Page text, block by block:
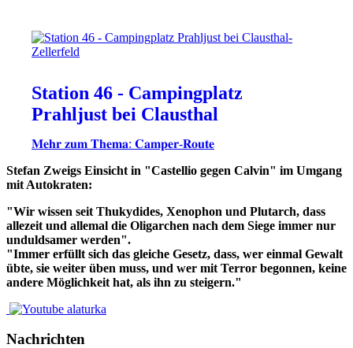
Station 46 - Campingplatz
Prahljust bei Clausthal
𝐌𝐞𝐡𝐫 𝐳𝐮𝐦 𝐓𝐡𝐞𝐦𝐚: 𝐂𝐚𝐦𝐩𝐞𝐫-𝐑𝐨𝐮𝐭𝐞
Stefan Zweigs Einsicht in "Castellio gegen Calvin" im Umgang
mit Autokraten:
"Wir wissen seit Thukydides, Xenophon und Plutarch, dass
allezeit und allemal die Oligarchen nach dem Siege immer nur
unduldsamer werden".
"Immer erfüllt sich das gleiche Gesetz, dass, wer einmal Gewalt
übte, sie weiter üben muss, und wer mit Terror begonnen, keine
andere Möglichkeit hat, als ihn zu steigern."
Nachrichten